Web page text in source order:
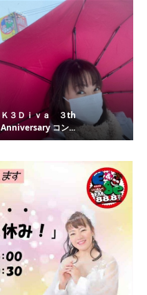
Ｋ３Ｄｉｖａ ３th
Anniversary コン...